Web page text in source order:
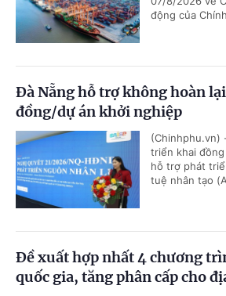
động của
Đà Nẵng hỗ trợ không hoàn
đồng/dự án khởi nghiệp
(Chinhphu.vn)
triển khai
hỗ trợ phát
tuệ nhân tạo
Đề xuất hợp nhất 4 chương
quốc gia, tăng phân cấp cho